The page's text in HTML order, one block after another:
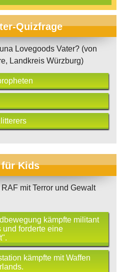
Quizfrage
Lovegoods Vater? (von
Landkreis Würzburg)
Kids
mit Terror und Gewalt
kämpfte militant
forderte eine
kämpfte mit Waffen